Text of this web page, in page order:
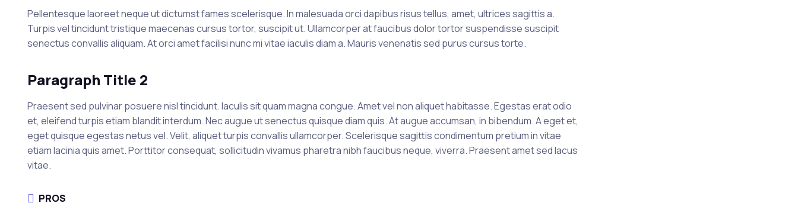
Pellentesque laoreet neque ut dictumst fames scelerisque. In malesuada orci dapibus risus tellus, amet, ultrices sagittis a.
Turpis vel tincidunt tristique maecenas cursus tortor, suscipit ut. Ullamcorper at faucibus dolor tortor suspendisse suscipit
senectus convallis aliquam. At orci amet facilisi nunc mi vitae iaculis diam a. Mauris venenatis sed purus cursus torte.
Paragraph Title 2
Praesent sed pulvinar posuere nisl tincidunt. Iaculis sit quam magna congue. Amet vel non aliquet habitasse. Egestas erat odio
et, eleifend turpis etiam blandit interdum. Nec augue ut senectus quisque diam quis. At augue accumsan, in bibendum. A eget et,
eget quisque egestas netus vel. Velit, aliquet turpis convallis ullamcorper. Scelerisque sagittis condimentum pretium in vitae
etiam lacinia quis amet. Porttitor consequat, sollicitudin vivamus pharetra nibh faucibus neque, viverra. Praesent amet sed lacus
vitae.
PROS